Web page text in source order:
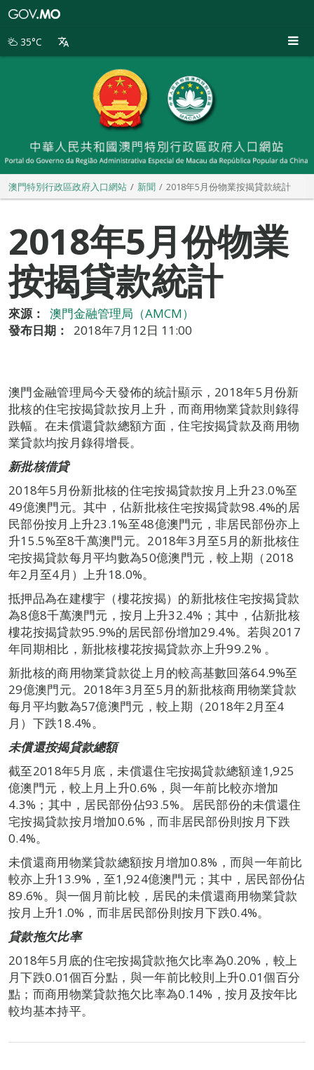
別
35°C
澳門特別行政區政府入口網站 新聞 2018年5月份物業按揭貸款統計
2018年5月份物業
按揭貸款統計
來源：
澳門金融管理局（AMCM）
發布日期：
2018年7月12日 11:00
澳門金融管理局今天發佈的統計顯示，2018年5月份新
批核的住宅按揭貸款按月上升，而商用物業貸款則錄得
跌幅。在未償還貸款總額方面，住宅按揭貸款及商用物
業貸款均按月錄得增長。
新批核借貸
2018年5月份新批核的住宅按揭貸款按月上升23.0%至
49億澳門元。其中，佔新批核住宅按揭貸款98.4%的居
民部份按月上升23.1%至48億澳門元，非居民部份亦上
升15.5%至8千萬澳門元。2018年3月至5月的新批核住
宅按揭貸款每月平均數為50億澳門元，較上期（2018
年2月至4月）上升18.0%。
抵押品為在建樓宇（樓花按揭）的新批核住宅按揭貸款
為8億8千萬澳門元，按月上升32.4%；其中，佔新批核
樓花按揭貸款95.9%的居民部份增加29.4%。若與2017
年同期相比，新批核樓花按揭貸款亦上升99.2% 。
新批核的商用物業貸款從上月的較高基數回落64.9%至
29億澳門元。2018年3月至5月的新批核商用物業貸款
每月平均數為57億澳門元，較上期（2018年2月至4
月）下跌18.4%。
未償還按揭貸款總額
截至2018年5月底，未償還住宅按揭貸款總額達1,925
億澳門元，較上月上升0.6%，與一年前比較亦增加
4.3%；其中，居民部份佔93.5%。居民部份的未償還住
宅按揭貸款按月增加0.6%，而非居民部份則按月下跌
0.4%。
未償還商用物業貸款總額按月增加0.8%，而與一年前比
較亦上升13.9%，至1,924億澳門元；其中，居民部份佔
89.6%。與一個月前比較，居民的未償還商用物業貸款
按月上升1.0%，而非居民部份則按月下跌0.4%。
貸款拖欠比率
2018年5月底的住宅按揭貸款拖欠比率為0.20%，較上
月下跌0.01個百分點，與一年前比較則上升0.01個百分
點；而商用物業貸款拖欠比率為0.14%，按月及按年比
較均基本持平。